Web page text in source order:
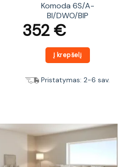
Komoda 6S/A-
BI/DWO/BIP
352€
Į krepšelį
Pristatymas: 2-6 sav.